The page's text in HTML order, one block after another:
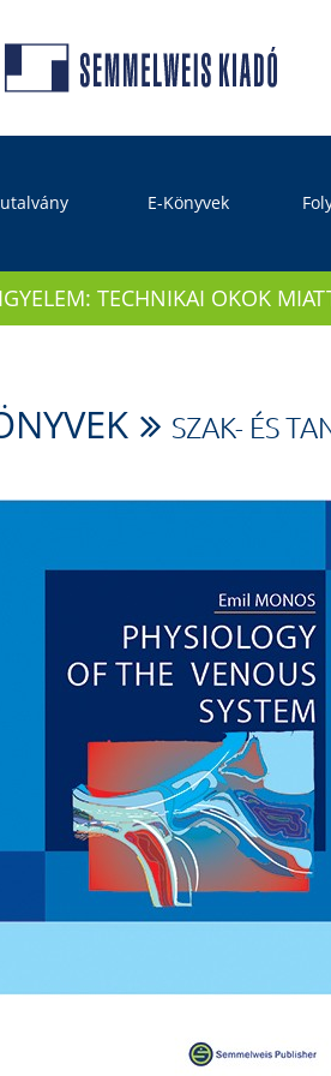
E-Könyvek
TECHNIKAI OKOK
SZAK- ÉS